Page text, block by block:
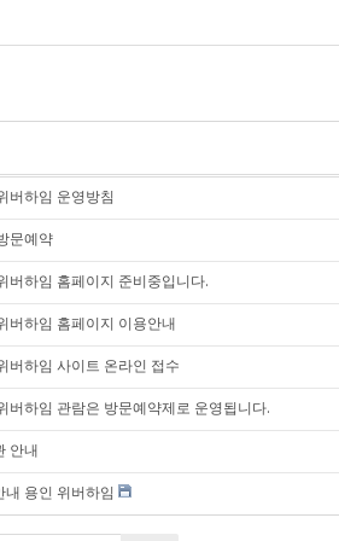
버하임 운영방침
문예약
버하임 홈페이지 준비중입니다.
버하임 홈페이지 이용안내
버하임 사이트 온라인 접수
버하임 관람은 방문예약제로 운영됩니다.
안내
내 용인 위버하임